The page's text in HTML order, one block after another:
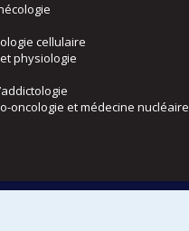
cellulaire
physiologie
oncologie et médecine nucléaire